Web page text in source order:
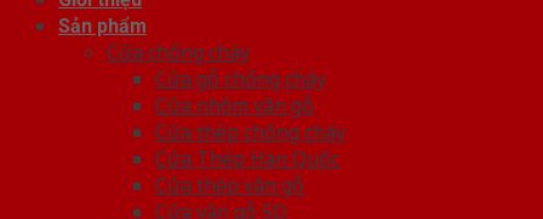
Sản phẩm
Cửa chống cháy
Cửa gỗ chống cháy
Cửa nhôm vân gỗ
Cửa thép chống cháy
Cửa Thép Hàn Quốc
Cửa thép vân gỗ
Cửa vân gỗ 5D